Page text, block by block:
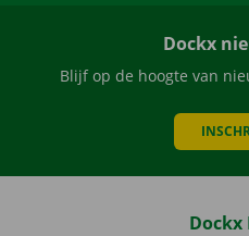
Dockx
Blijf op de hoogte van
Dockx